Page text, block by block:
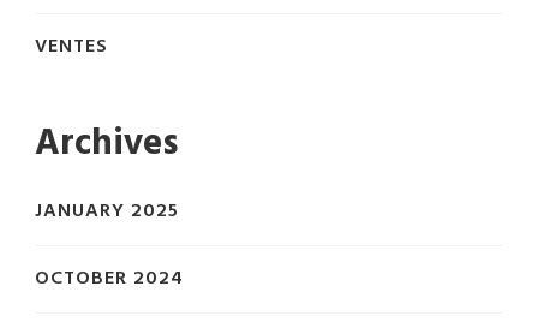
VENTES
Archives
JANUARY 2025
OCTOBER 2024